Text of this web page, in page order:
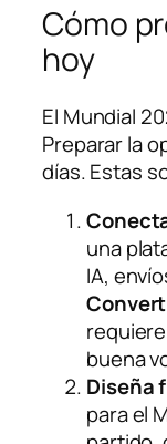
Cómo
hoy
El Mundial
Preparar la
días. Estas
una
IA,
buena
Diseña
para el